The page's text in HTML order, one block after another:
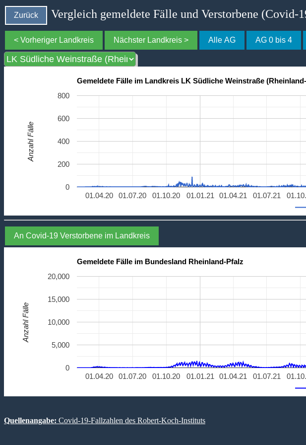
Zurück Vergleich gemeldete Fälle und Verstorbene (Covid-
< Vorheriger Landkreis Nächster Landkreis > Alle AG AG 0 bis 4
Gemeldete Fälle im Landkreis LK Südliche Weinstraße
01.01.21
01.04.20 01.07.20 01.10.20 01.04.21 01.07.21
0
200
400
600
800
Anzahl Fälle
An Covid-19 Verstorbene im Landkreis
Gemeldete Fälle im Bundesland Rheinland-Pfalz
01.01.21
01.04.20 01.07.20 01.10.20 01.04.21 01.07.21
0
5,000
10,000
15,000
20,000
Anzahl Fälle
Quellenangabe: Covid-19-Fallzahlen des Robert-Koch-Instituts